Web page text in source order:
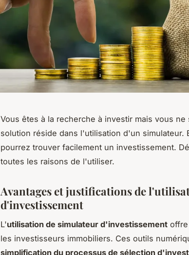
Vous êtes à la recherche à investir mais vous ne
solution réside dans l'utilisation d'un simulateur.
pourrez trouver facilement un investissement.
toutes les raisons de l'utiliser.
Avantages et justifications de
d'investissement
L'utilisation de simulateur d'investissement
les investisseurs immobiliers. Ces outils
simplification du processus de sélection